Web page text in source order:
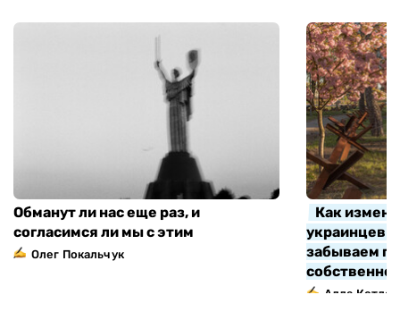
Обманут ли нас еще раз, и
согласимся ли мы с этим
Олег Покальчук
Как
украинцев
забываем
Алла Котляр